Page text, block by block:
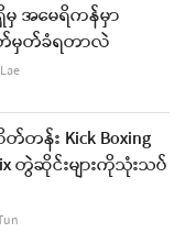
အမေရိကန်မှာ
မှတ်ခံရတာလဲ
တန်း Kick Boxing
တွဲဆိုင်းများကိုသုံးသပ်